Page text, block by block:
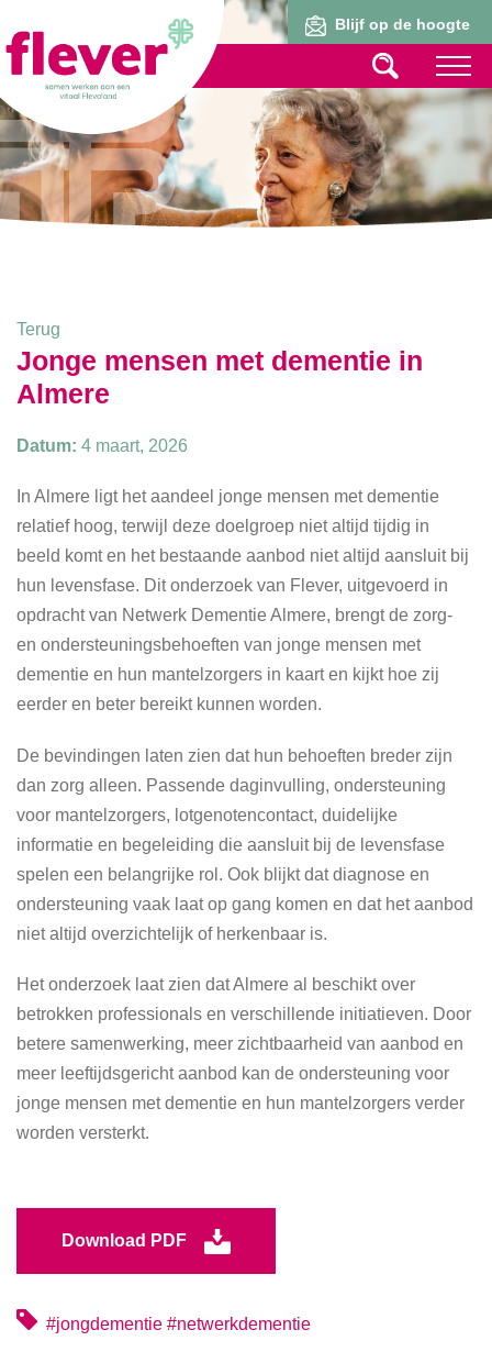
Blijf op de hoogte
Terug
Jonge mensen met dementie in
Almere
Datum: 4 maart, 2026
In Almere ligt het aandeel jonge mensen met dementie
relatief hoog, terwijl deze doelgroep niet altijd tijdig in
beeld komt en het bestaande aanbod niet altijd aansluit bij
hun levensfase. Dit onderzoek van Flever, uitgevoerd in
opdracht van Netwerk Dementie Almere, brengt de zorg-
en ondersteuningsbehoeften van jonge mensen met
dementie en hun mantelzorgers in kaart en kijkt hoe zij
eerder en beter bereikt kunnen worden.
De bevindingen laten zien dat hun behoeften breder zijn
dan zorg alleen. Passende daginvulling, ondersteuning
voor mantelzorgers, lotgenotencontact, duidelijke
informatie en begeleiding die aansluit bij de levensfase
spelen een belangrijke rol. Ook blijkt dat diagnose en
ondersteuning vaak laat op gang komen en dat het aanbod
niet altijd overzichtelijk of herkenbaar is.
Het onderzoek laat zien dat Almere al beschikt over
betrokken professionals en verschillende initiatieven. Door
betere samenwerking, meer zichtbaarheid van aanbod en
meer leeftijdsgericht aanbod kan de ondersteuning voor
jonge mensen met dementie en hun mantelzorgers verder
worden versterkt.
Download PDF
#jongdementie #netwerkdementie